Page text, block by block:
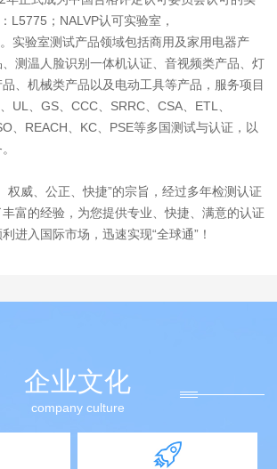
L5775；NALVP认可实验室，
实验室测试产品领域包括商用及家用电器产
测温人脸识别一体机认证、音视频类产品、灯
、机械类产品以及电动工具等产品，服务项目
UL、GS、CCC、SRRC、CSA、ETL、
、REACH、KC、PSE等多国测试与认证，以
权威、公正、快捷”的宗旨，经过多年检测认证
富的经验，为您提供专业、快捷、满意的认证
进入国际市场，迅速实现“全球通”！
企业文化
company culture